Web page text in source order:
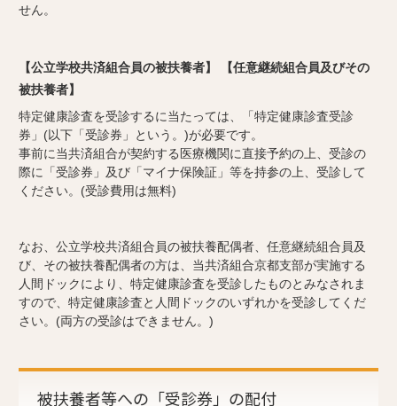
せん。
【公立学校共済組合員の被扶養者】 【任意継続組合員及びその
被扶養者】
特定健康診査を受診するに当たっては、「特定健康診査受診
券」(以下「受診券」という。)が必要です。
事前に当共済組合が契約する医療機関に直接予約の上、受診の
際に「受診券」及び「マイナ保険証」等を持参の上、受診して
ください。(受診費用は無料)
なお、公立学校共済組合員の被扶養配偶者、任意継続組合員及
び、その被扶養配偶者の方は、当共済組合京都支部が実施する
人間ドックにより、特定健康診査を受診したものとみなされま
すので、特定健康診査と人間ドックのいずれかを受診してくだ
さい。(両方の受診はできません。)
被扶養者等への「受診券」の配付